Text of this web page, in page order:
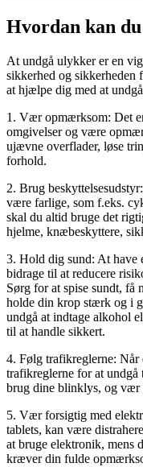
Hvordan kan
At undgå ulykker er en
sikkerhed og
at hjælpe dig med at
1. Vær opmærksom: Det
omgivelser og være
ujævne overflader, løse
forhold.
2. Brug
være farlige, som f.eks.
skal du altid bruge det
hjelme, knæbeskyttere,
3. Hold dig sund: At have
bidrage til at reducere
Sørg for at spise sundt, få
holde din krop stærk og i
undgå at indtage alkohol
til at handle sikkert.
4. Følg trafikreglerne: Når
trafikreglerne for at
brug dine blinklys, og vær
5. Vær forsigtig med
tablets, kan være
at bruge elektronik, mens
kræver din fulde